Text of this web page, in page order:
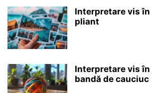
Interpretare vis în
pliant
Interpretare vis în
bandă de cauciuc